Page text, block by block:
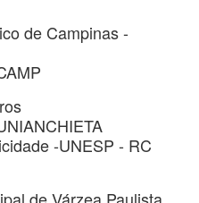
de Campinas -
-UNESP - RC